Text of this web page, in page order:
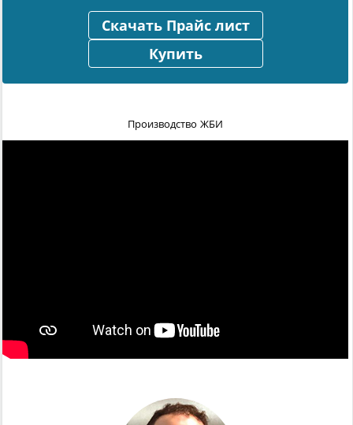
Скачать Прайс лист
Купить
Производство ЖБИ